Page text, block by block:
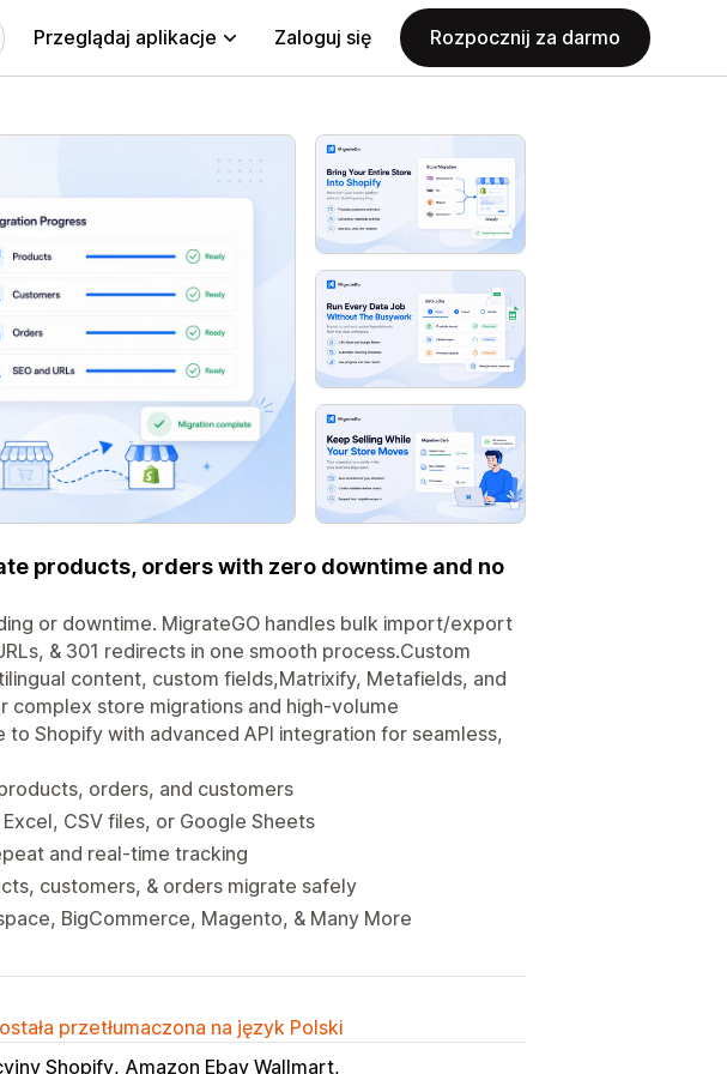
Przeglądaj aplikacje Zaloguj się Rozpocznij za darmo
products, orders with zero downtime and no
or downtime. MigrateGO handles bulk import/export
& 301 redirects in one smooth process.Custom
content, custom fields,Matrixify, Metafields, and
complex store migrations and high-volume
Shopify with advanced API integration for seamless,
orders, and customers
CSV files, or Google Sheets
and real-time tracking
customers, & orders migrate safely
BigCommerce, Magento, & Many More
przetłumaczona na język Polski
Shopify Amazon Ebay Wallmart